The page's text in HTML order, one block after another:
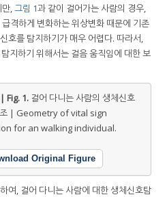
만,그림 1과 같이 걸어가는 사람의 경우,
격하게 변화하는 위상변화 때문에 기존
호를 탐지하기가 매우 어렵다. 따라서,
지하기 위해서는 걸음 움직임에 대한 보
Fig. 1. 걸어 다니는 사람의 생체신호
조 | Geometry of vital sign
for an walking individual.
Original Figure
여, 걸어 다니는 사람에 대한 생체신호탐